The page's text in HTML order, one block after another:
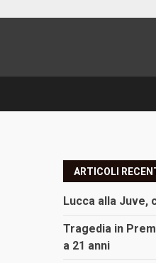
ARTICOLI
Lucca alla Juve,
Tragedia in
a 21 anni